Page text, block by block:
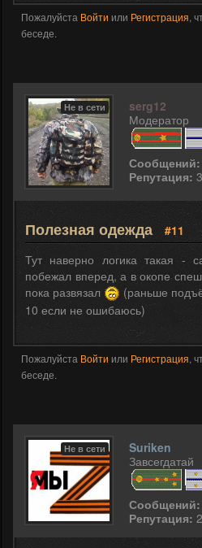
Пожалуйста Войти или Регистрация,
беседе.
Не в сети
serg12
Модератор
Сообщений:
Репутация:
Полезная одежда
#11
Тут наверно логика такая -
побежал вперед, а в окопе
пока развязал
(раньше
10 если не ошибаюсь)
Пожалуйста Войти или Регистрация,
беседе.
Не в сети
Suriken
Завсегдатай
Сообщений:
Репутация: